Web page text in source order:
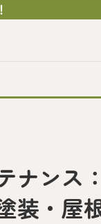
ナンス
装・屋